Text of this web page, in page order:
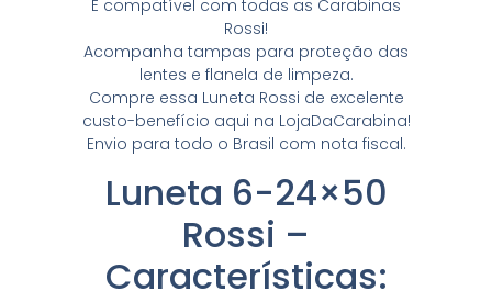
É compatível com todas as Carabinas
Rossi!
Acompanha tampas para proteção das
lentes e flanela de limpeza.
Compre essa Luneta Rossi de excelente
custo-benefício aqui na LojaDaCarabina!
Envio para todo o Brasil com nota fiscal.
Luneta 6-24×50
Rossi –
Características: